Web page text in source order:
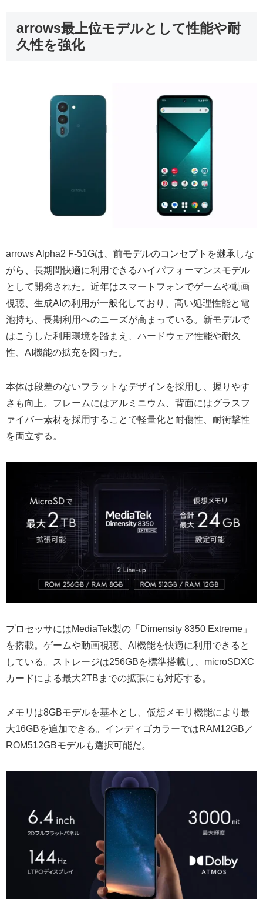
arrows最上位モデルとして性能や耐
久性を強化
arrows Alpha2 F-51Gは、前モデルのコンセプトを継承しな
がら、長期間快適に利用できるハイパフォーマンスモデル
として開発された。近年はスマートフォンでゲームや動画
視聴、生成AIの利用が一般化しており、高い処理性能と電
池持ち、長期利用へのニーズが高まっている。新モデルで
はこうした利用環境を踏まえ、ハードウェア性能や耐久
性、AI機能の拡充を図った。
本体は段差のないフラットなデザインを採用し、握りやす
さも向上。フレームにはアルミニウム、背面にはグラスフ
ァイバー素材を採用することで軽量化と耐傷性、耐衝撃性
を両立する。
プロセッサにはMediaTek製の「Dimensity 8350 Extreme」
を搭載。ゲームや動画視聴、AI機能を快適に利用できると
している。ストレージは256GBを標準搭載し、microSDXC
カードによる最大2TBまでの拡張にも対応する。
メモリは8GBモデルを基本とし、仮想メモリ機能により最
大16GBを追加できる。インディゴカラーではRAM12GB／
ROM512GBモデルも選択可能だ。